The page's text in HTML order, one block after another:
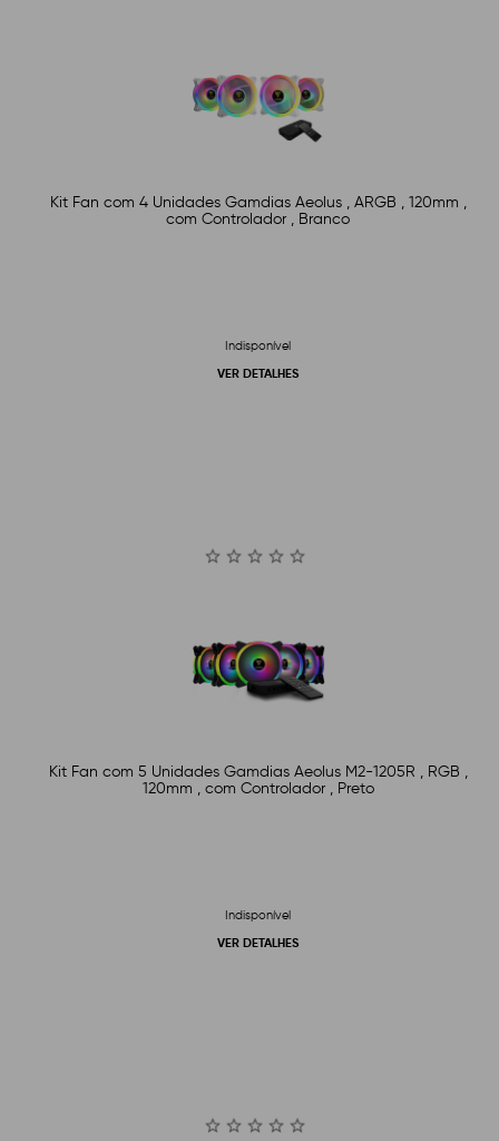
Kit Fan com 4 Unidades Gamdias Aeolus , ARGB , 120mm ,
com Controlador , Branco
Indisponível
VER DETALHES
Kit Fan com 5 Unidades Gamdias Aeolus M2-1205R , RGB ,
120mm , com Controlador , Preto
Indisponível
VER DETALHES